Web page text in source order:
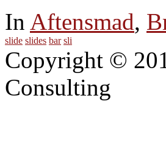
In Aftensmad,
slide slides bar sli
Copyright ©
Consulting